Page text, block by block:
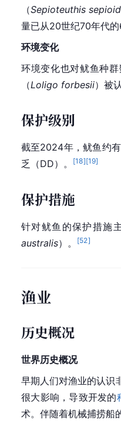
（Sepioteuthis
量已从20世纪70年代
环境变化
环境变化也对鱿鱼种群
（Loligo forbesii）被
保护级别
截至2024年，鱿鱼约
乏（DD）。
[18][19]
保护措施
针对鱿鱼的保护措施
australis）。 [52]
渔业
历史概况
世界历史概况
早期人们对渔业的认识
很大影响，导致开发的
术。伴随着机械捕捞船